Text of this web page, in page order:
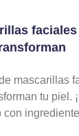
mascarillas
tu piel.
con